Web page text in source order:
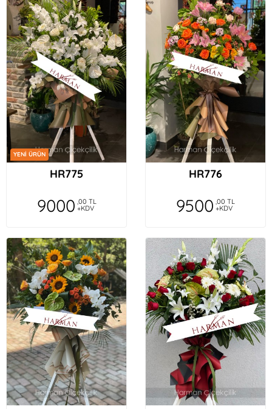
YENİ ÜRÜN
HR775
9000 ,00 TL
+KDV
HR776
9500 ,00 TL
+KDV